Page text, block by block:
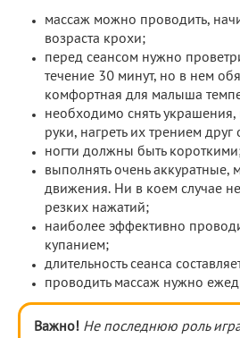
массаж можно проводить,
возраста крохи;
перед сеансом нужно
течение 30 минут, но в нем
комфортная для малыша
необходимо снять
руки, нагреть их трением друг
ногти должны быть
выполнять очень аккуратные,
движения. Ни в коем случае
резких нажатий;
наиболее эффективно
купанием;
длительность сеанса
проводить массаж нужно
Важно! Не последнюю роль